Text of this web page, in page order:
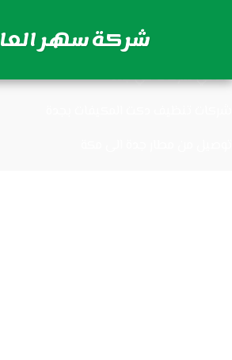
توصيل من مكة الى مطار جدة
محامي شركات في جدة
شركة سهر